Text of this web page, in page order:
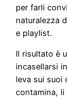
per farli
naturalezza
e playlist.
Il risultato è
incasellarsi
leva sui suoi
contamina, li